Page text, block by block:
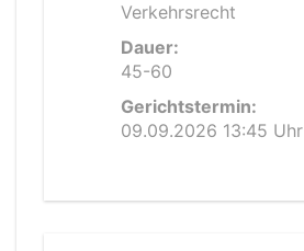
Verkehrsrecht
Dauer:
45-60
Gerichtstermin:
09.09.2026 13:45 Uhr